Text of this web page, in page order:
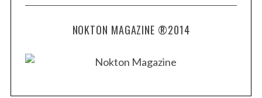
NOKTON MAGAZINE ®2014